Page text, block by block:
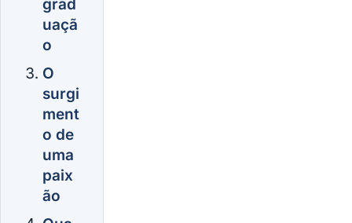
grad
uaçã
o
O
surgi
ment
o de
uma
paix
ão